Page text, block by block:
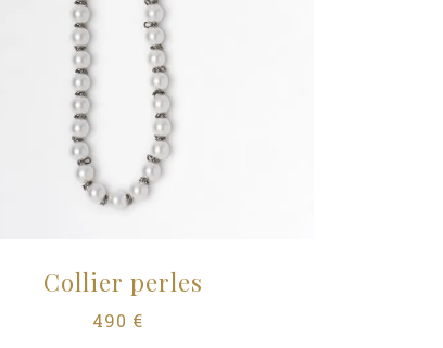
Collier perles
490 €